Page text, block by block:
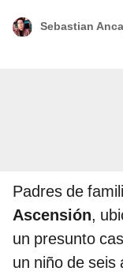
Sebastian
Padres de
Ascensión,
un presunto
un niño de seis